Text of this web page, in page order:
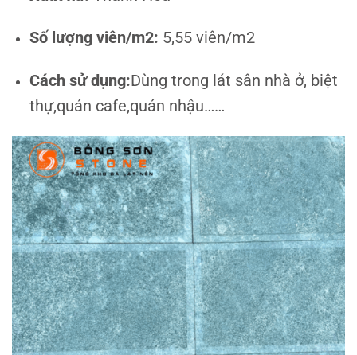
Số lượng viên/m2: 5,55 viên/m2
Cách sử dụng:Dùng trong lát sân nhà ở, biệt
thự,quán cafe,quán nhậu……